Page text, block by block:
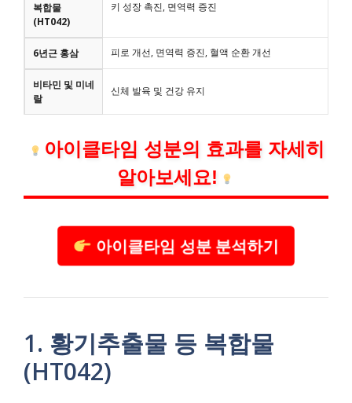
복합물
(HT042)
키 성장 촉진, 면역력 증진
6년근 홍삼 피로 개선, 면역력 증진, 혈액 순환 개선
비타민 및 미네
랄
신체 발육 및 건강 유지
아이클타임 성분의 효과를 자세히
알아보세요!
아이클타임 성분 분석하기
1. 황기추출물 등 복합물
(HT042)